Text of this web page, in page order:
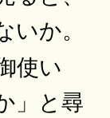
か。
使い
」と尋